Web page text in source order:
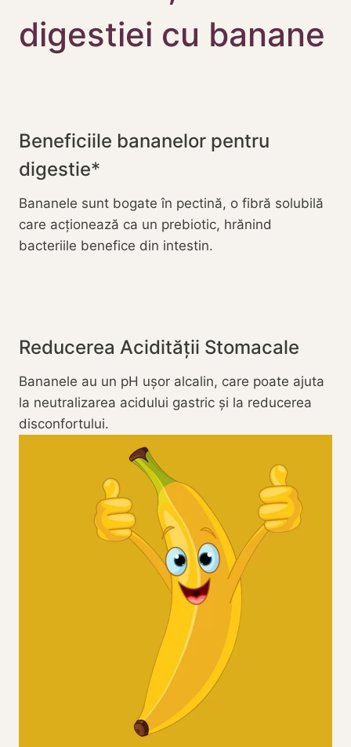
digestiei cu banane
Beneficiile bananelor pentru
digestie
Bananele sunt bogate în pectină, o fibră solubilă
care acționează ca un prebiotic, hrănind
bacteriile benefice din intestin.
Reducerea Acidității Stomacale
Bananele au un pH ușor alcalin, care poate ajuta
la neutralizarea acidului gastric și la reducerea
disconfortului.